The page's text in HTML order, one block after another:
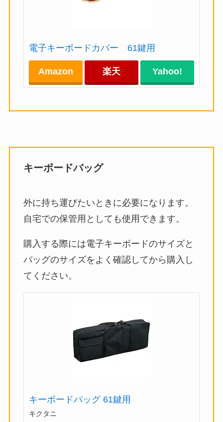
電子キーボードカバー 61鍵用
Amazon 楽天 Yahoo!
キーボードバッグ
外に持ち運びたいときに必要になります。
自宅での保管用としても使用できます。
購入する際には電子キーボードのサイズと
バッグのサイズをよく確認してから購入し
てください。
キーボードバッグ 61鍵用
キクタニ